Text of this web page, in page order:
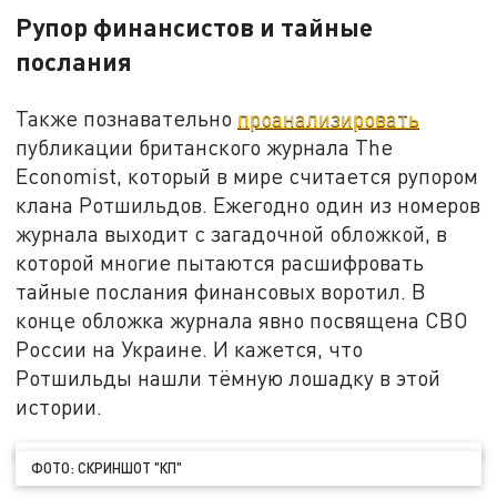
Рупор финансистов и тайные
послания
Также познавательно проанализировать
публикации британского журнала The
Economist, который в мире считается рупором
клана Ротшильдов. Ежегодно один из номеров
журнала выходит с загадочной обложкой, в
которой многие пытаются расшифровать
тайные послания финансовых воротил. В
конце обложка журнала явно посвящена СВО
России на Украине. И кажется, что
Ротшильды нашли тёмную лошадку в этой
истории.
ФОТО: СКРИНШОТ "КП"